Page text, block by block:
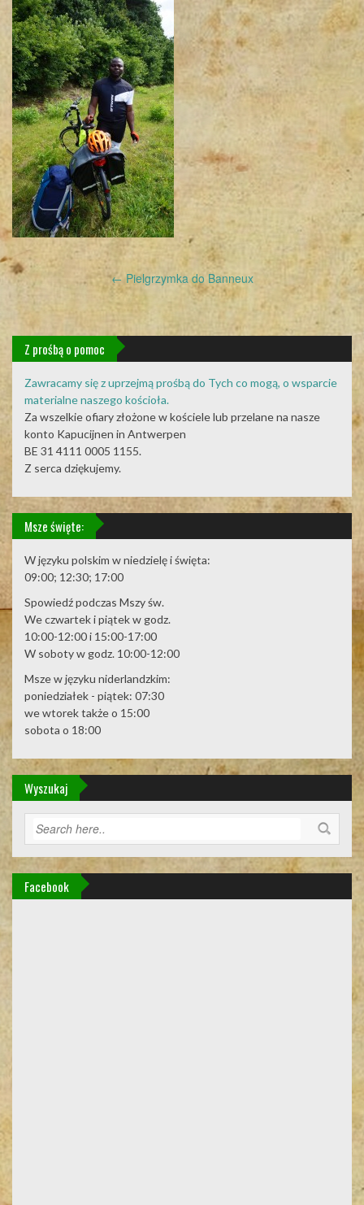
Post
navigation
← Pielgrzymka do Banneux
Z prośbą o pomoc
Zawracamy się z uprzejmą prośbą do Tych co mogą, o wsparcie
materialne naszego kościoła.
Za wszelkie ofiary złożone w kościele lub przelane na nasze
konto Kapucijnen in Antwerpen
BE 31 4111 0005 1155.
Z serca dziękujemy.
Msze święte:
W języku polskim w niedzielę i święta:
09:00; 12:30; 17:00
Spowiedź podczas Mszy św.
We czwartek i piątek w godz.
10:00-12:00 i 15:00-17:00
W soboty w godz. 10:00-12:00
Msze w języku niderlandzkim:
poniedziałek - piątek: 07:30
we wtorek także o 15:00
sobota o 18:00
Wyszukaj
Facebook